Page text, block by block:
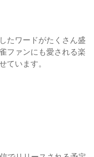
たワードがたくさん盛
ファンにも愛される楽
ています。